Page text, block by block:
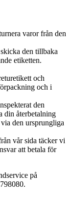
varor från den
den tillbaka
etiketten.
och
och i
den
din återbetalning
den ursprungliga
vår sida täcker vi
att betala för
på